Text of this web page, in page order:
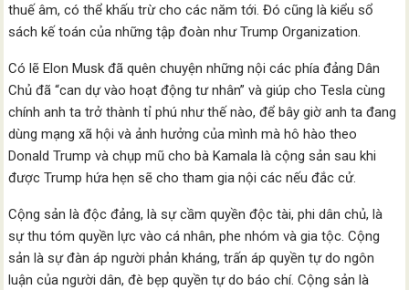
thuế âm, có thể khấu trừ cho các năm tới. Đó cũng là kiểu sổ
sách kế toán của những tập đoàn như Trump Organization.
Có lẽ Elon Musk đã quên chuyện những nội các phía đảng Dân
Chủ đã “can dự vào hoạt động tư nhân” và giúp cho Tesla cùng
chính anh ta trở thành tỉ phú như thế nào, để bây giờ anh ta đang
dùng mạng xã hội và ảnh hưởng của mình mà hô hào theo
Donald Trump và chụp mũ cho bà Kamala là cộng sản sau khi
được Trump hứa hẹn sẽ cho tham gia nội các nếu đắc cử.
Cộng sản là độc đảng, là sự cầm quyền độc tài, phi dân chủ, là
sự thu tóm quyền lực vào cá nhân, phe nhóm và gia tộc. Cộng
sản là sự đàn áp người phản kháng, trấn áp quyền tự do ngôn
luận của người dân, đè bẹp quyền tự do báo chí. Cộng sản là